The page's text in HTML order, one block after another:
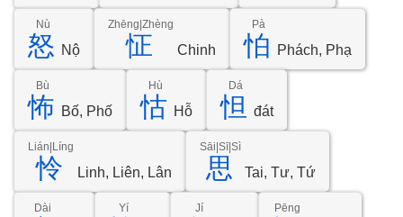
怒
Nù
Nộ 怔
Zhēng|Zhèng
Chinh 怕
Pà
Phách, Phạ
怖
Bù
Bố, Phố 怙
Hù
Hỗ 怛
Dá
đát
怜
Lián|Líng
Linh, Liên, Lân 思
Sāi|Sī|Sì
Tai, Tư, Tứ
Dài Yí Jí Pēng